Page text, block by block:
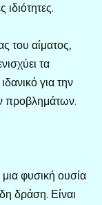
ιδιότητες.
του αίματος,
τα
για την
προβλημάτων.
φυσική ουσία
δράση. Είναι